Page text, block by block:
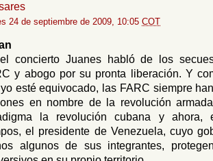
24 de septiembre de 2009, 10:05 COT
concierto Juanes habló de los
y abogo por su pronta liberación. Y
esté equivocado, las FARC siempre
en nombre de la revolución
la revolución cubana y ahora,
el presidente de Venezuela, cuyo
algunos de sus integrantes,